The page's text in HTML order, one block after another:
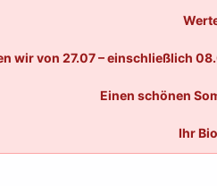
wir von 27.07 – einschließlich
Einen schönen
Ihr